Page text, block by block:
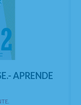
APRENDE